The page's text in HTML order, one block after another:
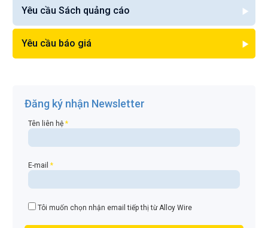
Yêu cầu Sách quảng cáo
Yêu cầu báo giá
Đăng ký nhận Newsletter
Tên liên hệ*
E-mail*
Tôi muốn chọn nhận email tiếp thị từ Alloy Wire